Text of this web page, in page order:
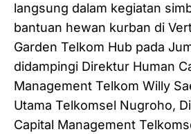
langsung dalam kegiatan
bantuan hewan kurban di
Garden Telkom Hub pada
didampingi Direktur Human
Management Telkom Willy
Utama Telkomsel Nugroho,
Capital Management